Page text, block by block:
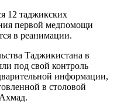
12 таджикских
первой медпомощи
в реанимации.
Таджикистана в
под свой контроль
информации,
в столовой